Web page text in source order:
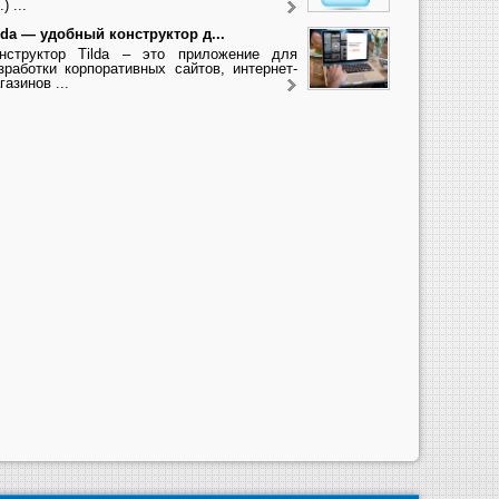
...
— удобный конструктор д...
Tilda – это приложение для
корпоративных сайтов, интернет-
...